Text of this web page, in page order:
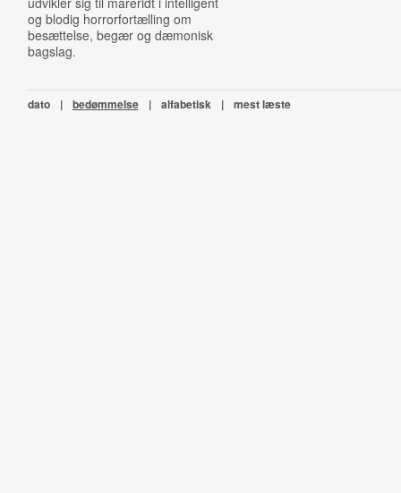
og blodig horrorfortælling om
besættelse, begær og dæmonisk
bagslag.
dato | bedømmelse | alfabetisk | mest læste